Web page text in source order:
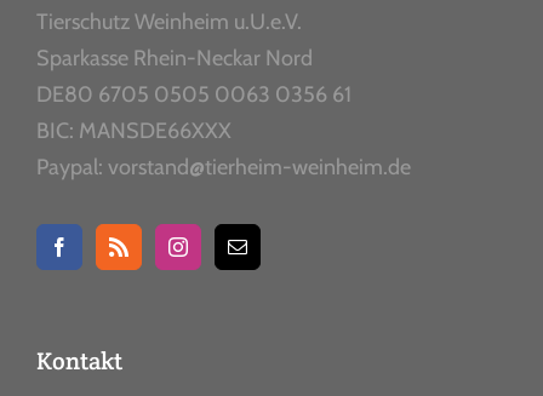
Tierschutz Weinheim u.U.e.V.
Sparkasse Rhein-Neckar Nord
DE80 6705 0505 0063 0356 61
BIC: MANSDE66XXX
Paypal: vorstand@tierheim-weinheim.de
Kontakt